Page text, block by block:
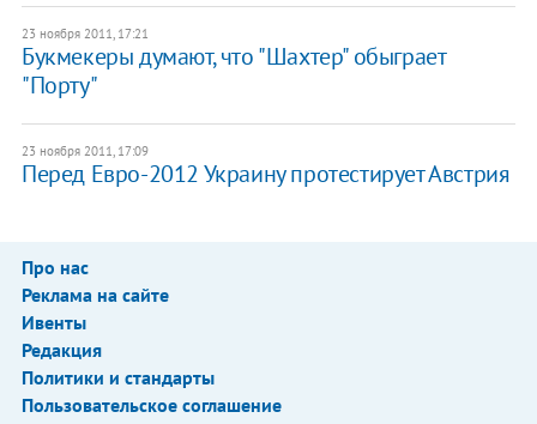
23 ноября 2011, 17:21
Букмекеры думают, что "Шахтер" обыграет
"Порту"
23 ноября 2011, 17:09
Перед Евро-2012 Украину протестирует Австрия
Про нас
Реклама на сайте
Ивенты
Редакция
Политики и стандарты
Пользовательское соглашение